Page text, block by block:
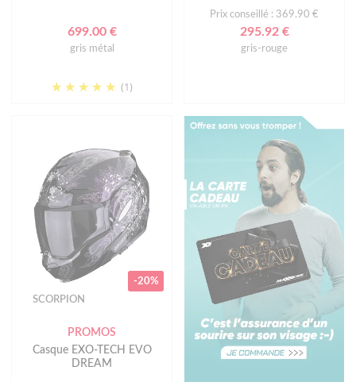
699.00 €
gris métal
(1)
Prix conseillé : 369.90 €
295.92 €
gris-rouge
-20%
SCORPION
PROMOS
Casque EXO-TECH EVO
DREAM